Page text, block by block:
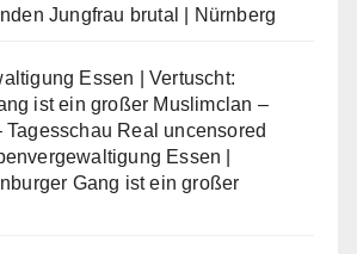
Jungfrau brutal | Nürnberg
Essen | Vertuscht:
ist ein großer Muslimclan –
Tagesschau Real uncensored
Essen |
Gang ist ein großer